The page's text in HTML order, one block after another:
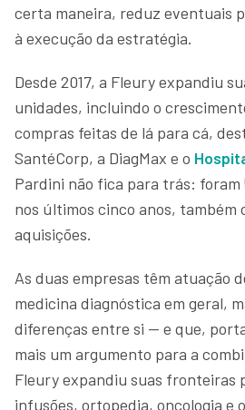
certa maneira, reduz eventuais
à execução da estratégia.
Desde 2017, a Fleury expandiu
unidades, incluindo o
compras feitas de lá para cá,
SantéCorp, a DiagMax e o
Pardini não fica para trás:
nos últimos cinco anos, também
aquisições.
As duas empresas têm atuação
medicina diagnóstica em geral,
diferenças entre si — e que,
mais um argumento para a
Fleury expandiu suas fronteiras
infusões, ortopedia, oncologia e